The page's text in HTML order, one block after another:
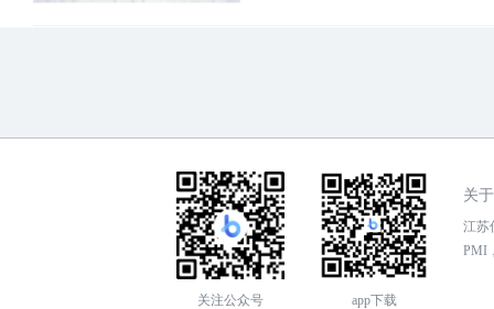
关注公众号 app下载
关
江苏
PMI